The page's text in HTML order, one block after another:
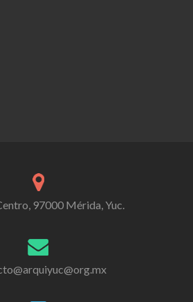
97000 Mérida, Yuc.